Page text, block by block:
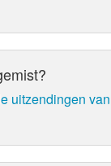
uit­zen­din­gen